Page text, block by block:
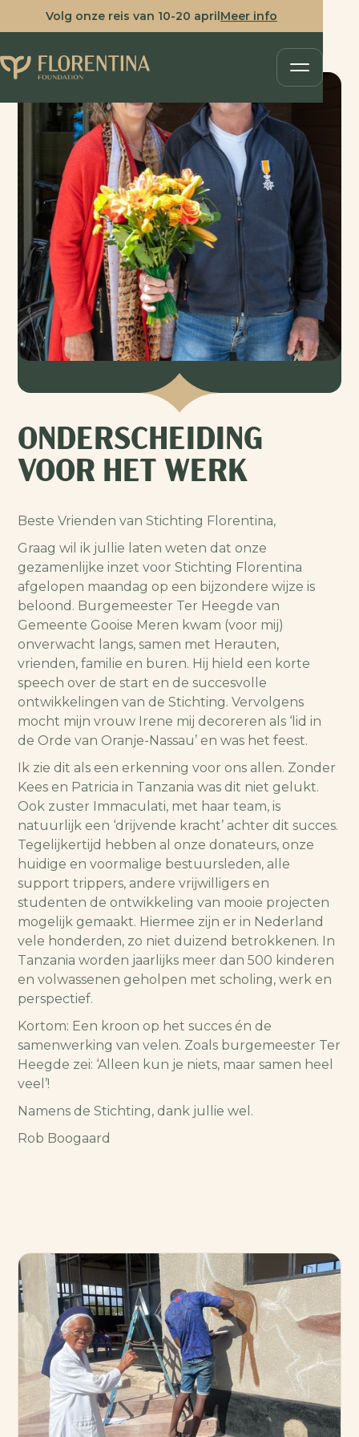
Volg onze reis van 10-20 aprilMeer info
ONDERSCHEIDING
VOOR HET WERK
Beste Vrienden van Stichting Florentina,
Graag wil ik jullie laten weten dat onze
gezamenlijke inzet voor Stichting Florentina
afgelopen maandag op een bijzondere wijze is
beloond. Burgemeester Ter Heegde van
Gemeente Gooise Meren kwam (voor mij)
onverwacht langs, samen met Herauten,
vrienden, familie en buren. Hij hield een korte
speech over de start en de succesvolle
ontwikkelingen van de Stichting. Vervolgens
mocht mijn vrouw Irene mij decoreren als ‘lid in
de Orde van Oranje-Nassau’ en was het feest.
Ik zie dit als een erkenning voor ons allen. Zonder
Kees en Patricia in Tanzania was dit niet gelukt.
Ook zuster Immaculati, met haar team, is
natuurlijk een ‘drijvende kracht’ achter dit succes.
Tegelijkertijd hebben al onze donateurs, onze
huidige en voormalige bestuursleden, alle
support trippers, andere vrijwilligers en
studenten de ontwikkeling van mooie projecten
mogelijk gemaakt. Hiermee zijn er in Nederland
vele honderden, zo niet duizend betrokkenen. In
Tanzania worden jaarlijks meer dan 500 kinderen
en volwassenen geholpen met scholing, werk en
perspectief.
Kortom: Een kroon op het succes én de
samenwerking van velen. Zoals burgemeester Ter
Heegde zei: ‘Alleen kun je niets, maar samen heel
veel’!
Namens de Stichting, dank jullie wel.
Rob Boogaard